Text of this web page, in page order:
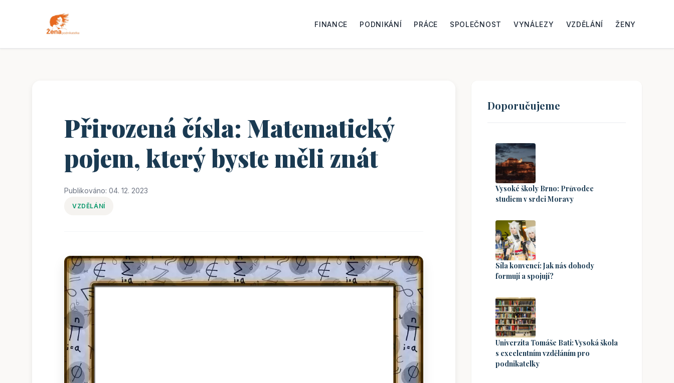
FINANCE PODNIKÁNÍ PRÁCE SPOLEČNOST VYNÁLEZY VZDĚLÁNÍ ŽENY
Přirozená čísla: Matematický
pojem, který byste měli znát
Publikováno: 04. 12. 2023
VZDĚLÁNÍ
Doporučujeme
Vysoké školy Brno: Průvodce
studiem v srdci Moravy
Síla konvencí: Jak nás dohody
formují a spojují?
Univerzita Tomáše Bati: Vysoká škola
s excelentním vzděláním pro
podnikatelky